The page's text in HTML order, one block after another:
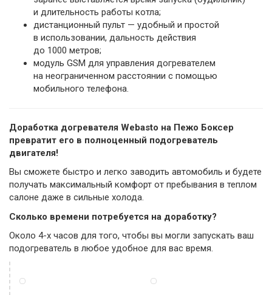
и длительность работы котла;
дистанционный пульт — удобный и простой
в использовании, дальность действия
до 1000 метров;
модуль GSM для управления догревателем
на неограниченном расстоянии с помощью
мобильного телефона.
Доработка догревателя Webasto на Пежо Боксер
превратит его в полноценный подогреватель
двигателя!
Вы сможете быстро и легко заводить автомобиль и будете
получать максимальный комфорт от пребывания в теплом
салоне даже в сильные холода.
Сколько времени потребуется на доработку?
Около 4-х часов для того, чтобы вы могли запускать ваш
подогреватель в любое удобное для вас время.